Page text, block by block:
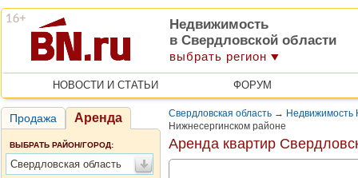
Недвижимость
в Свердловской области
выбрать регион
НОВОСТИ И СТАТЬИ ФОРУМ
Продажа Аренда
ВЫБРАТЬ РАЙОН/ГОРОД:
Свердловская область
Свердловская область → Недвижимость
Нижнесергинском районе
Аренда квартир